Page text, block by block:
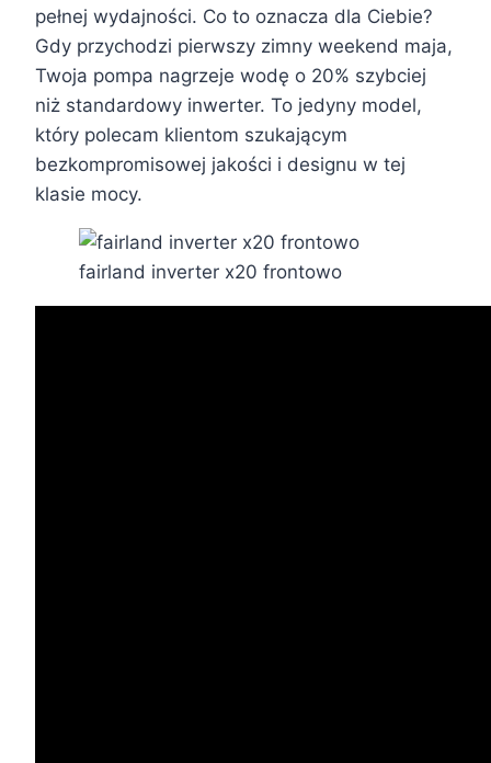
pełnej wydajności. Co to oznacza dla Ciebie?
Gdy przychodzi pierwszy zimny weekend maja,
Twoja pompa nagrzeje wodę o 20% szybciej
niż standardowy inwerter. To jedyny model,
który polecam klientom szukającym
bezkompromisowej jakości i designu w tej
klasie mocy.
fairland inverter x20 frontowo